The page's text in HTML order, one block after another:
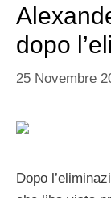
dopo
25 Novembre
Dopo